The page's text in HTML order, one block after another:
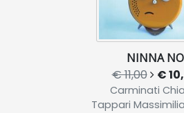
NINNA NO
€ 11,00 €
Carminati
Tappari